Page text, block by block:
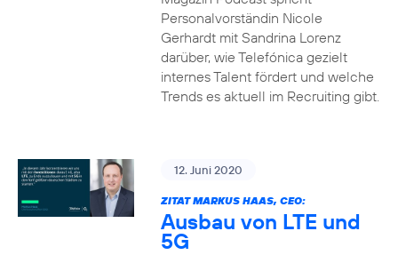
Personalvorständin Nicole
Gerhardt mit Sandrina Lorenz
darüber, wie Telefónica gezielt
internes Talent fördert und welche
Trends es aktuell im Recruiting gibt.
12. Juni 2020
ZITAT MARKUS HAAS, CEO:
Ausbau von LTE und
5G